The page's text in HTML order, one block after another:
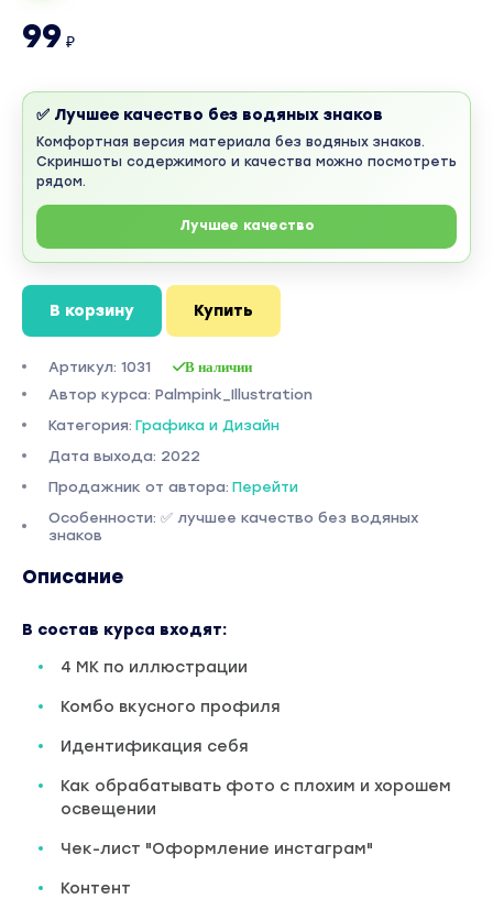
99 ₽
✅ Лучшее качество без водяных знаков
Комфортная версия материала без водяных знаков.
Скриншоты содержимого и качества можно посмотреть
рядом.
Лучшее качество
В корзину Купить
Артикул: 1031 В наличии
Автор курса: Palmpink_Illustration
Категория: Графика и Дизайн
Дата выхода: 2022
Продажник от автора: Перейти
Особенности: ✅ лучшее качество без водяных
знаков
Описание
В состав курса входят:
4 МК по иллюстрации
Комбо вкусного профиля
Идентификация себя
Как обрабатывать фото с плохим и хорошем
освещении
Чек-лист "Оформление инстаграм"
Контент